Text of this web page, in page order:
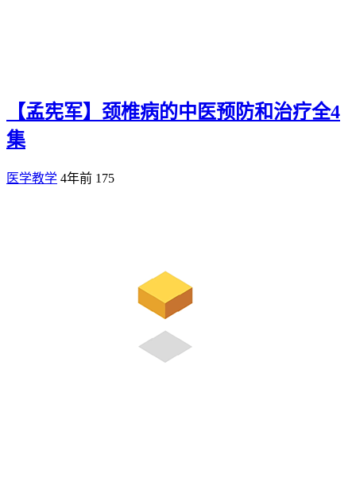
【孟宪军】颈椎病的中医预防和治疗全4
集
医学教学 4年前 175